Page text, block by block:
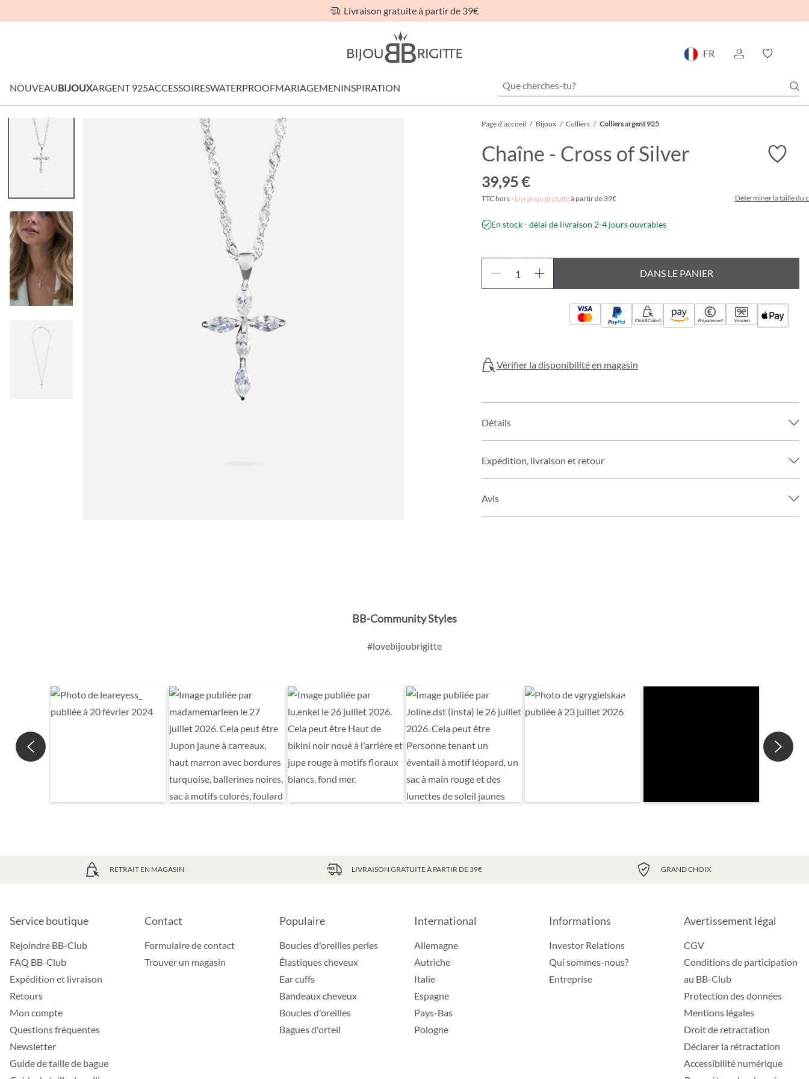
Livraison gratuite à partir de 39€
FR
NOUVEAUBIJOUXARGENT 925ACCESSOIRESWATERPROOFMARIAGEMENINSPIRATION
Page d’accueil / Bijoux / Colliers / Colliers argent 925
Chaîne - Cross of Silver
39,95 €
TTC hors - Livraison gratuiteà partir de 39€ Déterminer la taille du
En stock - délai de livraison 2-4 jours ouvrables
DANS LE PANIER
Click&Collect Prépaiement Voucher
Vérifier la disponibilité en magasin
Détails
Expédition, livraison et retour
Avis
BB-Community Styles
#lovebijoubrigitte
RETRAIT EN MAGASIN LIVRAISON GRATUITE À PARTIR DE 39€ GRAND CHOIX
Service boutique
Rejoindre BB-Club
FAQ BB-Club
Expédition et livraison
Retours
Mon compte
Questions fréquentes
Newsletter
Guide de taille de bague
Contact
Formulaire de contact
Trouver un magasin
Populaire
Boucles d'oreilles perles
Élastiques cheveux
Ear cuffs
Bandeaux cheveux
Boucles d'oreilles
Bagues d'orteil
International
Allemagne
Autriche
Italie
Espagne
Pays-Bas
Pologne
Informations
Investor Relations
Qui sommes-nous?
Entreprise
Avertissement légal
CGV
Conditions de participation
au BB-Club
Protection des données
Mentions légales
Droit de retractation
Déclarer la rétractation
Accessibilité numérique